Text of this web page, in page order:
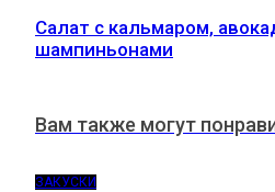
Салат с кальмаром,
шампиньонами
Вам также могут
ЗАКУСКИ